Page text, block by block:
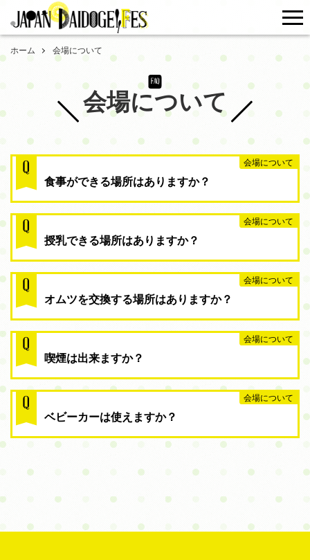
ホーム 会場について
FAQ
会場について
Q 会場について
食事ができる場所はありますか？
Q 会場について
授乳できる場所はありますか？
Q 会場について
オムツを交換する場所はありますか？
Q 会場について
喫煙は出来ますか？
Q 会場について
ベビーカーは使えますか？